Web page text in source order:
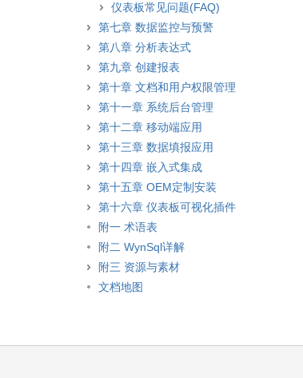
仪表板常见问题(FAQ)
第七章 数据监控与预警
第八章 分析表达式
第九章 创建报表
第十章 文档和用户权限管理
第十一章 系统后台管理
第十二章 移动端应用
第十三章 数据填报应用
第十四章 嵌入式集成
第十五章 OEM定制安装
第十六章 仪表板可视化插件
附一 术语表
附二 WynSql详解
附三 资源与素材
文档地图